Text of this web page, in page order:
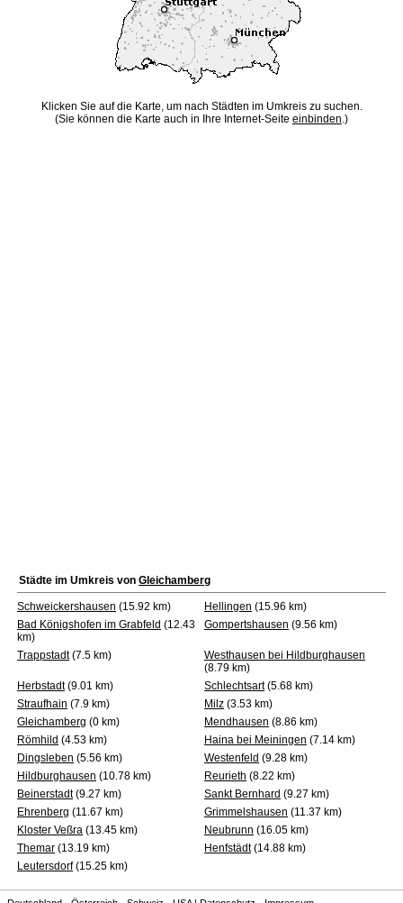
Klicken Sie auf die Karte, um nach Städten im Umkreis zu suchen.
(Sie können die Karte auch in Ihre Internet-Seite einbinden.)
Städte im Umkreis von Gleichamberg
Schweickershausen (15.92 km) Hellingen (15.96 km)
Bad Königshofen im Grabfeld (12.43
km)
Gompertshausen (9.56 km)
Trappstadt(7.5 km)
Westhausen bei Hildburghausen
(8.79 km)
Herbstadt(9.01 km) Schlechtsart(5.68 km)
Straufhain (7.9 km) Milz (3.53 km)
Gleichamberg (0 km) Mendhausen (8.86 km)
Römhild (4.53 km) Haina bei Meiningen (7.14 km)
Dingsleben (5.56 km) Westenfeld (9.28 km)
Hildburghausen (10.78 km) Reurieth (8.22 km)
Beinerstadt(9.27 km) Sankt Bernhard (9.27 km)
Ehrenberg (11.67 km) Grimmelshausen (11.37 km)
Kloster Veßra (13.45 km) Neubrunn (16.05 km)
Themar (13.19 km) Henfstädt(14.88 km)
Leutersdorf(15.25 km)